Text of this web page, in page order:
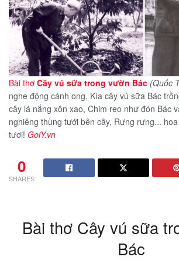
Bài thơ Cây vú sữa trong vườn Bác (Quốc
nghe động cánh ong, Kìa cây vú sữa Bác
cây lá nắng xôn xao, Chim reo như đón Bác
nghiêng thùng tưới bên cây, Rưng rưng...
tươi! GoiY.vn
0
SHARES
Bài thơ Cây vú sữa
Bác